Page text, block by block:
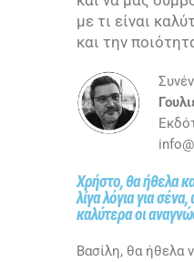
με τι είναι
και την
Χρήστο, θα ήθελα
λίγα λόγια για
καλύτερα οι
Βασίλη, θα ήθελα